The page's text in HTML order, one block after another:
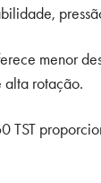
menor
alta rotação.
TST